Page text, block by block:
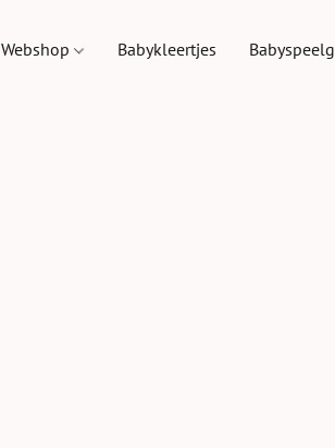
Webshop Babykleertjes